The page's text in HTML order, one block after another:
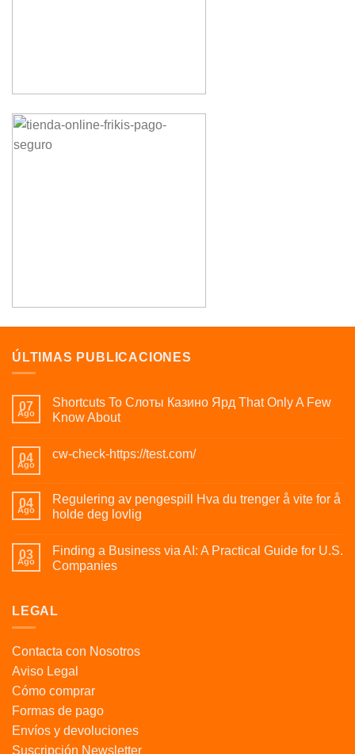
ÚLTIMAS PUBLICACIONES
07
Ago
Shortcuts To Слоты Казино Ярд That Only A Few
Know About
04
Ago
cw-check-https://test.com/
04
Ago
Regulering av pengespill Hva du trenger å vite for å
holde deg lovlig
03
Ago
Finding a Business via AI: A Practical Guide for U.S.
Companies
LEGAL
Contacta con Nosotros
Aviso Legal
Cómo comprar
Formas de pago
Envíos y devoluciones
Suscripción Newsletter